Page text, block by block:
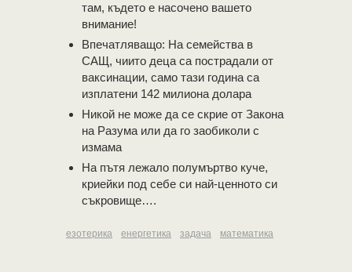
там, където е насочено вашето
внимание!
Впечатляващо: На семейства в
САЩ, чиито деца са пострадали от
ваксинации, само тази година са
изплатени 142 милиона долара
Никой не може да се скрие от Закона
на Разума или да го заобиколи с
измама
На пътя лежало полумъртво куче,
криейки под себе си най-ценното си
съкровище….
езотерика енергетика задача математика